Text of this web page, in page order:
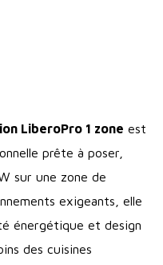
on LiberoPro 1 zone est
prête à poser,
sur une zone de
exigeants, elle
énergétique et design
des cuisines